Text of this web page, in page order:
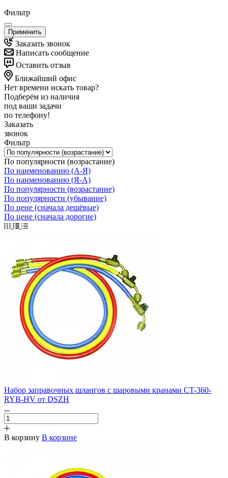
Фильтр
Применить
Заказать звонок
Написать сообщение
Оставить отзыв
Ближайший офис
Нет времени искать товар?
Подберём из наличия
под ваши задачи
по телефону!
Заказать
звонок
Фильтр
По популярности (возрастание)
По наименованию (А-Я)
По наименованию (Я-А)
По популярности (возрастание)
По популярности (убывание)
По цене (сначала дешёвые)
По цене (сначала дорогие)
Набор заправочных шлангов c шаровыми кранами CT-360-
RYB-HV от DSZH
В корзину В корзине